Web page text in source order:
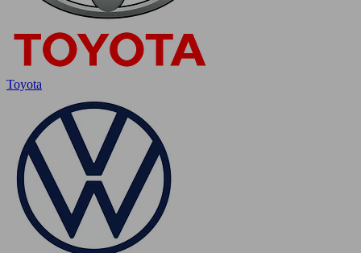
Toyota